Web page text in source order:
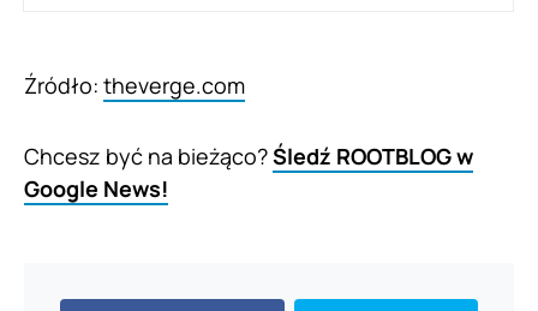
Źródło: theverge.com
Chcesz być na bieżąco?Śledź ROOTBLOG w
Google News!